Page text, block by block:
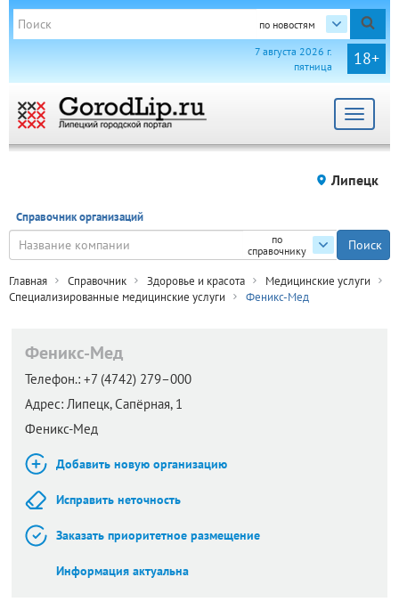
по новостям
18+
7 августа 2026 г.
пятница
Toggle
Липецк
Справочник организаций
по
справочнику
Главная Справочник Здоровье и красота
Медицинские услуги
Специализированные медицинские услуги
Феникс-Мед
Феникс-Мед
Телефон.: +7 (4742) 279–000
Адрес: Липецк,Сапёрная, 1
Феникс-Мед
Добавить новую организацию
Исправить неточность
Заказать приоритетное размещение
Информация актуальна